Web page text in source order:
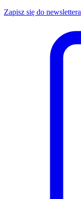
Zapisz się do newslettera